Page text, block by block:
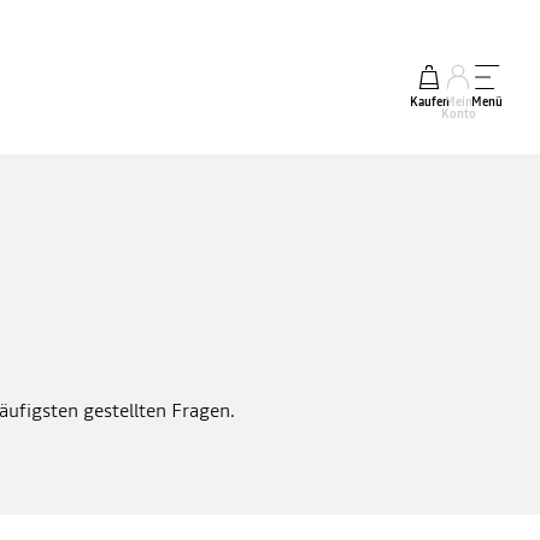
KaufenMein
Konto
Menü
gestellten Fragen.